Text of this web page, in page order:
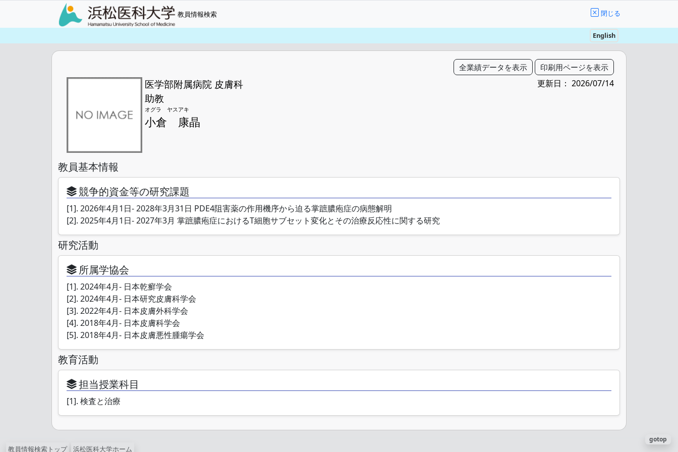
教員情報検索 閉じる
English
医学部附属病院 皮膚科
助教
オグラ ヤスアキ
小倉 康晶
更新日： 2026/07/14
教員基本情報
競争的資金等の研究課題
[1]. 2026年4月1日- 2028年3月31日 PDE4阻害薬の作用機序から迫る掌蹠膿疱症の病態解明
[2]. 2025年4月1日- 2027年3月 掌蹠膿疱症におけるT細胞サブセット変化とその治療反応性に関する研究
研究活動
所属学協会
[1]. 2024年4月- 日本乾癬学会
[2]. 2024年4月- 日本研究皮膚科学会
[3]. 2022年4月- 日本皮膚外科学会
[4]. 2018年4月- 日本皮膚科学会
[5]. 2018年4月- 日本皮膚悪性腫瘍学会
教育活動
担当授業科目
[1]. 検査と治療
教員情報検索トップ 浜松医科大学ホーム
gotop